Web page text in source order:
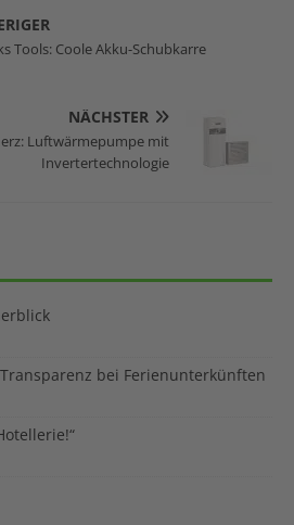
Tools: Coole Akku-Schubkarre
NÄCHSTER
Luftwärmepumpe mit
Invertertechnologie
bei Ferienunterkünften